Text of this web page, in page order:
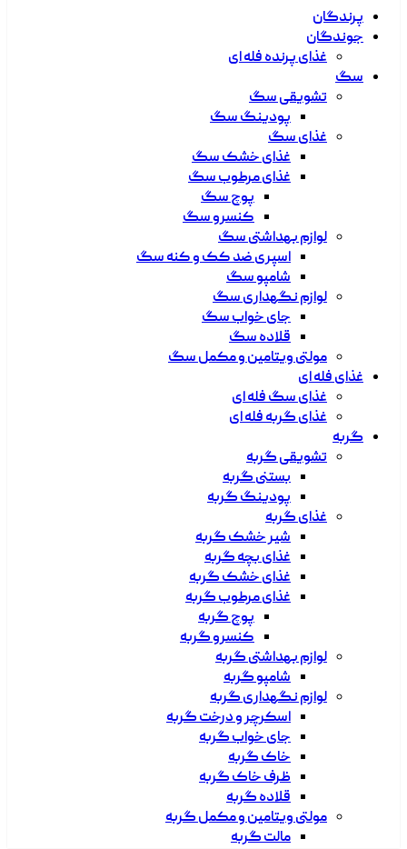
پرندگان
جوندگان
غذای پرنده فله ای
سگ
تشویقی سگ
پودینگ سگ
غذای سگ
غذای خشک سگ
غذای مرطوب سگ
پوچ سگ
کنسرو سگ
لوازم بهداشتی سگ
اسپری ضد کک و کنه سگ
شامپو سگ
لوازم نگهداری سگ
جای خواب سگ
قلاده سگ
مولتی ویتامین و مکمل سگ
غذای فله ای
غذای سگ فله ای
غذای گربه فله ای
گربه
تشویقی گربه
بستنی گربه
پودینگ گربه
غذای گربه
شیر خشک گربه
غذای بچه گربه
غذای خشک گربه
غذای مرطوب گربه
پوچ گربه
کنسرو گربه
لوازم بهداشتی گربه
شامپو گربه
لوازم نگهداری گربه
اسکرچر و درخت گربه
جای خواب گربه
خاک گربه
ظرف خاک گربه
قلاده گربه
مولتی ویتامین و مکمل گربه
مالت گربه